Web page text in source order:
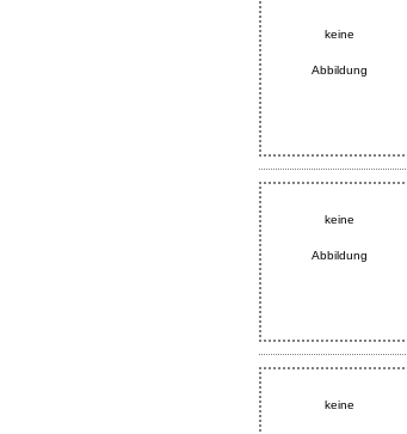
keine
Abbildung
keine
Abbildung
keine